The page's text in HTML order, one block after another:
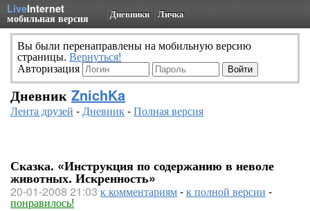
LiveInternet
мобильная версия Дневники Личка
Вы были перенаправлены на мобильную версию
страницы. Вернуться!
Авторизация
Дневник ZnichKa
Лента друзей -Дневник-Полная версия
Сказка. «Инструкция по содержанию в неволе
животных. Искренность»
20-01-2008 21:03 к комментариям-к полной версии -
понравилось!